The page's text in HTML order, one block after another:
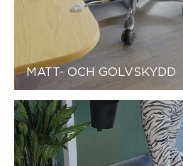
MATT- OCH GOLVSKYDD